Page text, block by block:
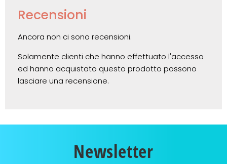
Recensioni
Ancora non ci sono recensioni.
Solamente clienti che hanno effettuato l'accesso
ed hanno acquistato questo prodotto possono
lasciare una recensione.
Newsletter